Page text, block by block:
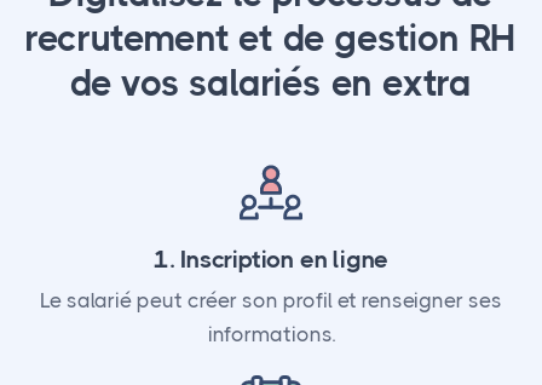
recrutement et de gestion RH
de vos salariés en extra
1. Inscription en ligne
Le salarié peut créer son profil et renseigner ses
informations.